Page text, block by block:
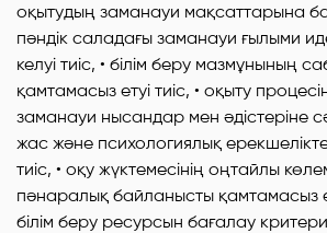
оқытудың заманауи мақсаттарына
пәндік саладағы заманауи ғылыми
келуі тиіс, • білім беру мазмұнының
қамтамасыз етуі тиіс, • оқыту
заманауи нысандар мен әдістеріне
жас және психологиялық
тиіс, • оқу жүктемесінің оңтайлы
пәнаралық байланысты қамтамасыз
білім беру ресурсын бағалау